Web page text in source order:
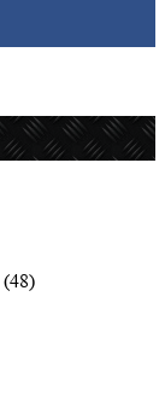
(48)